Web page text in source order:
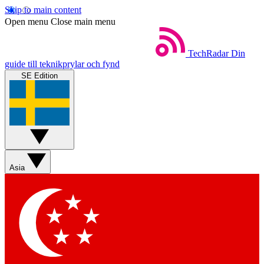
Skip to main content
Open menu Close main menu
TechRadar Din
guide till teknikprylar och fynd
SE Edition
Asia